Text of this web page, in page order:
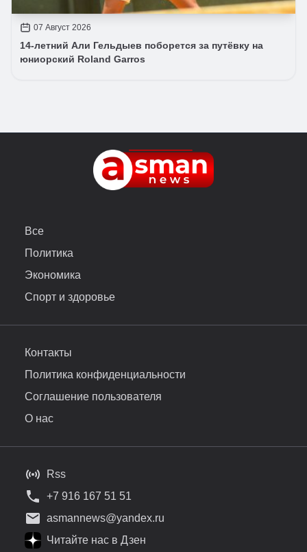
07 Август 2026
14-летний Али Гельдыев поборется за путёвку на
юниорский Roland Garros
Все
Политика
Экономика
Спорт и здоровье
Контакты
Политика конфиденциальности
Соглашение пользователя
О нас
Rss
+7 916 167 51 51
asmannews@yandex.ru
Читайте нас в Дзен